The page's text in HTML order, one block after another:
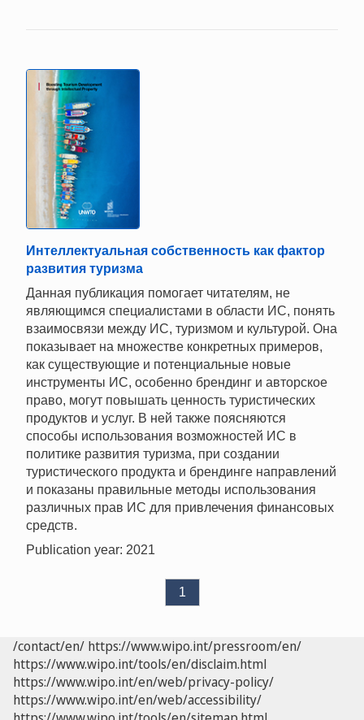
Интеллектуальная собственность как фактор
развития туризма
Данная публикация помогает читателям, не
являющимся специалистами в области ИС, понять
взаимосвязи между ИС, туризмом и культурой. Она
показывает на множестве конкретных примеров,
как существующие и потенциальные новые
инструменты ИС, особенно брендинг и авторское
право, могут повышать ценность туристических
продуктов и услуг. В ней также поясняются
способы использования возможностей ИС в
политике развития туризма, при создании
туристического продукта и брендинге направлений
и показаны правильные методы использования
различных прав ИС для привлечения финансовых
средств.
Publication year: 2021
1
/contact/en/ https://www.wipo.int/pressroom/en/
https://www.wipo.int/tools/en/disclaim.html
https://www.wipo.int/en/web/privacy-policy/
https://www.wipo.int/en/web/accessibility/